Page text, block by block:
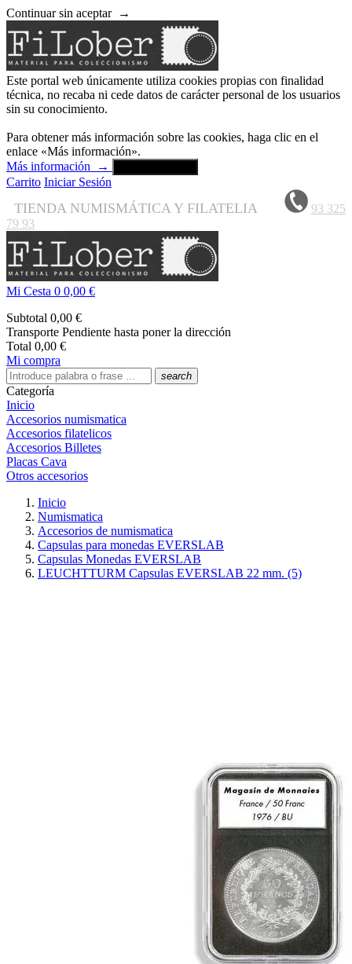
Continuar sin aceptar →
Este portal web únicamente utiliza cookies propias con finalidad
técnica, no recaba ni cede datos de carácter personal de los usuarios
sin su conocimiento.
Para obtener más información sobre las cookies, haga clic en el
enlace «Más información».
Más información
→
Carrito Iniciar Sesión
TIENDA NUMISMÁTICA Y FILATELIA
93 325
79 93
Mi Cesta 0 0,00 €
Subtotal 0,00 €
Transporte Pendiente hasta poner la dirección
Total 0,00 €
Mi compra
search
Categoría
Inicio
Accesorios numismatica
Accesorios filatelicos
Accesorios Billetes
Placas Cava
Otros accesorios
Inicio
Numismatica
Accesorios de numismatica
Capsulas para monedas EVERSLAB
Capsulas Monedas EVERSLAB
LEUCHTTURM Capsulas EVERSLAB 22 mm. (5)